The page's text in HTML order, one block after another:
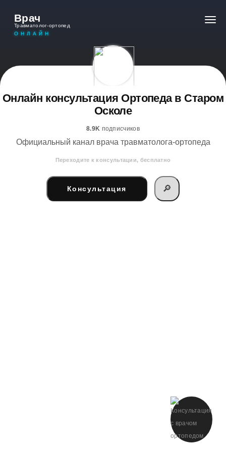
Врач
Травматолог-ортопед
ОНЛАЙН
Онлайн консультация Ортопеда в Старом
Осколе
8.9K подписчиков
Официальный канал врача травматолога-ортопеда
Переходите к консультации, бесплатно
Консультация 🔎